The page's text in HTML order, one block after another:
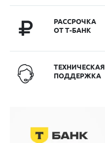
РАССРОЧКА
ОТ Т-БАНК
ТЕХНИЧЕСКАЯ
ПОДДЕРЖКА